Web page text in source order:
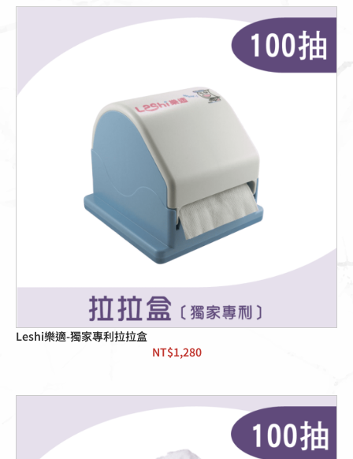
Leshi樂適-獨家專利拉拉盒
NT$1,280